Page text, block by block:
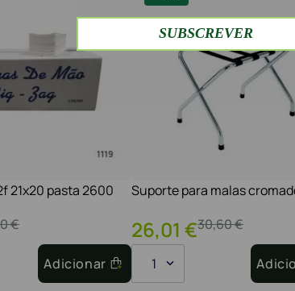
21x20 pasta 2600
€
Adicionar
Suporte para malas
30,60€
26,01 €
1